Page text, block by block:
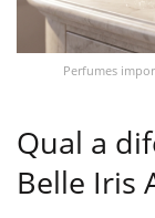
Perfumes
Qual a
Belle Iris